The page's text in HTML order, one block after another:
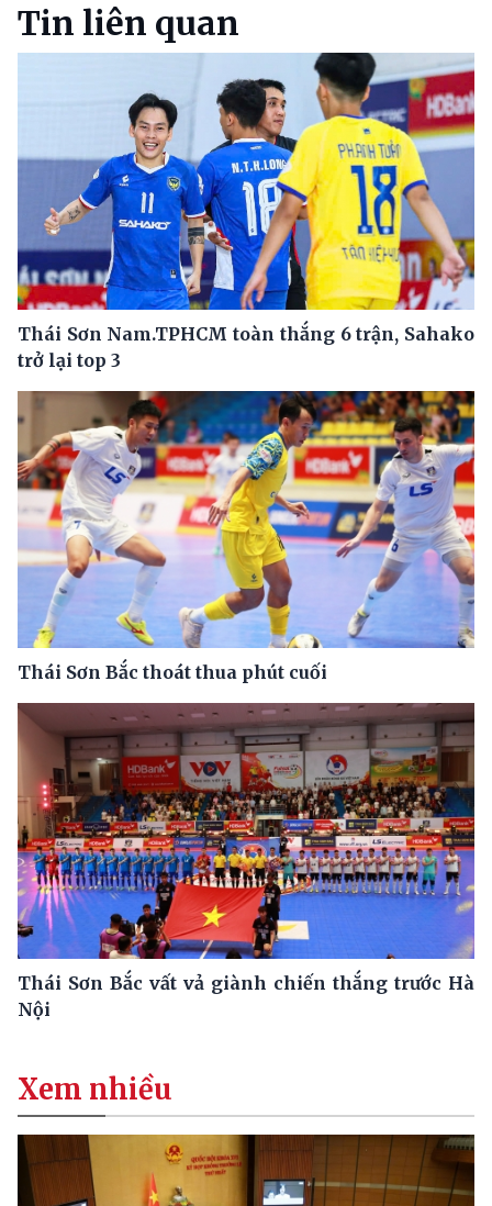
Tin liên quan
Thái Sơn Nam.TPHCM toàn thắng 6 trận, Sahako
trở lại top 3
Thái Sơn Bắc thoát thua phút cuối
Thái Sơn Bắc vất vả giành chiến thắng trước Hà
Nội
Xem nhiều